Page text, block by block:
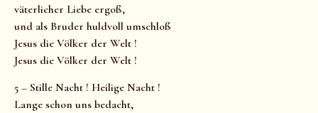
väterlicher Liebe ergoß,
und als Bruder huldvoll umschloß
Jesus die Völker der Welt !
Jesus die Völker der Welt !
5 – Stille Nacht ! Heilige Nacht !
Lange schon uns bedacht,